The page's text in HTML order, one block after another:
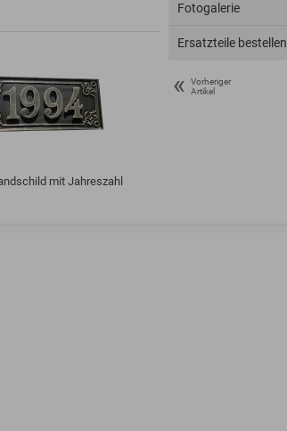
mit Jahreszahl
Fotogalerie
Ersatzteile bestellen
«
Vorheriger
Artikel